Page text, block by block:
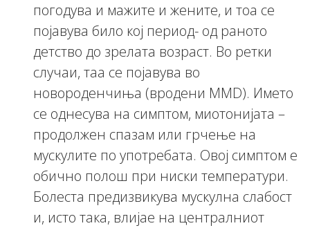
погодува и мажите и жените, и тоа се
појавува било кој период- од раното
детство до зрелата возраст. Во ретки
случаи, таа се појавува во
новороденчиња (вродени MMD). Името
се однесува на симптом, миотонијата –
продолжен спазам или грчење на
мускулите по употребата. Овој симптом е
обично полош при ниски температури.
Болеста предизвикува мускулна слабост
и, исто така, влијае на централниот